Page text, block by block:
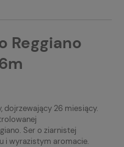
Reggiano
dojrzewający 26 miesiący.
Ser o ziarnistej
i wyrazistym aromacie.